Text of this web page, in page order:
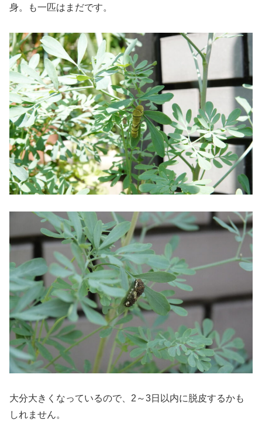
身。も一匹はまだです。
大分大きくなっているので、2～3日以内に脱皮するかも
しれません。